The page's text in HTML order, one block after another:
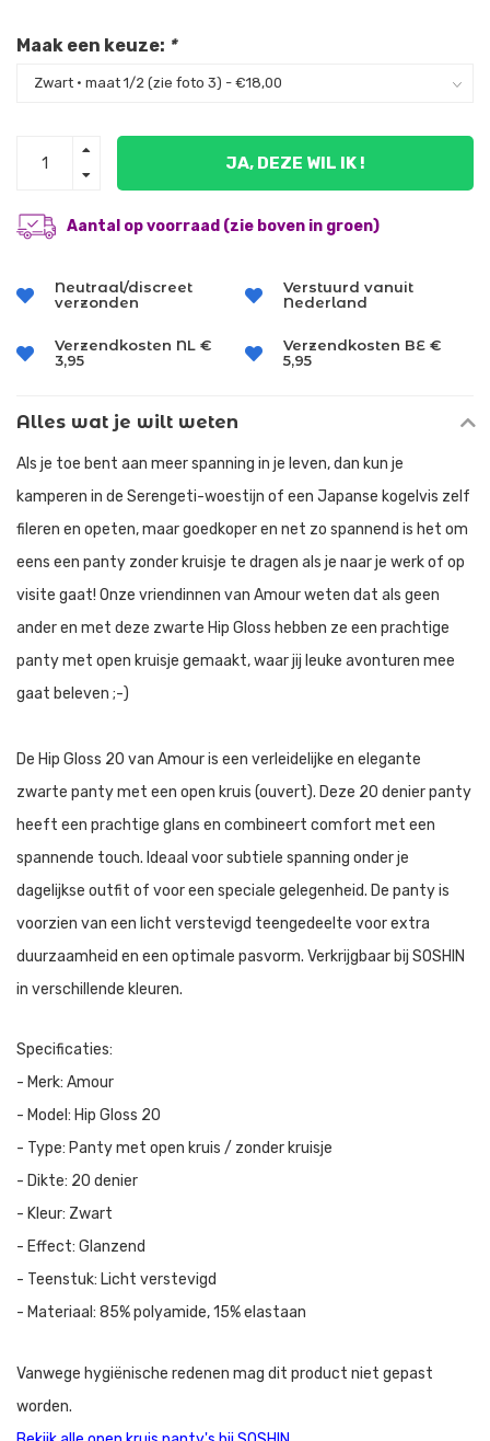
Maak een keuze: *
JA, DEZE WIL IK !
Aantal op voorraad (zie boven in groen)
Neutraal/discreet
verzonden
Verstuurd vanuit
Nederland
Verzendkosten NL €
3,95
Verzendkosten BE €
5,95
Alles wat je wilt weten
Als je toe bent aan meer spanning in je leven, dan kun je
kamperen in de Serengeti-woestijn of een Japanse kogelvis zelf
fileren en opeten, maar goedkoper en net zo spannend is het om
eens een panty zonder kruisje te dragen als je naar je werk of op
visite gaat! Onze vriendinnen van Amour weten dat als geen
ander en met deze zwarte Hip Gloss hebben ze een prachtige
panty met open kruisje gemaakt, waar jij leuke avonturen mee
gaat beleven ;-)
De Hip Gloss 20 van Amour is een verleidelijke en elegante
zwarte panty met een open kruis (ouvert). Deze 20 denier panty
heeft een prachtige glans en combineert comfort met een
spannende touch. Ideaal voor subtiele spanning onder je
dagelijkse outfit of voor een speciale gelegenheid. De panty is
voorzien van een licht verstevigd teengedeelte voor extra
duurzaamheid en een optimale pasvorm. Verkrijgbaar bij SOSHIN
in verschillende kleuren.
Specificaties:
- Merk: Amour
- Model: Hip Gloss 20
- Type: Panty met open kruis / zonder kruisje
- Dikte: 20 denier
- Kleur: Zwart
- Effect: Glanzend
- Teenstuk: Licht verstevigd
- Materiaal: 85% polyamide, 15% elastaan
Vanwege hygiënische redenen mag dit product niet gepast
worden.